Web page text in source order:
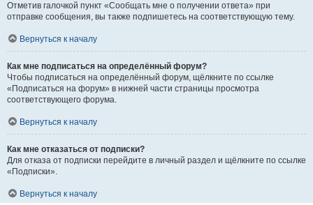
Отметив галочкой пункт «Сообщать мне о получении ответа» при
отправке сообщения, вы также подпишетесь на соответствующую тему.
Вернуться к началу
Как мне подписаться на определённый форум?
Чтобы подписаться на определённый форум, щёлкните по ссылке
«Подписаться на форум» в нижней части страницы просмотра
соответствующего форума.
Вернуться к началу
Как мне отказаться от подписки?
Для отказа от подписки перейдите в личный раздел и щёлкните по ссылке
«Подписки».
Вернуться к началу